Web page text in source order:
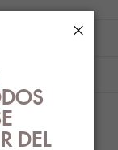
microfibra
DEL
×